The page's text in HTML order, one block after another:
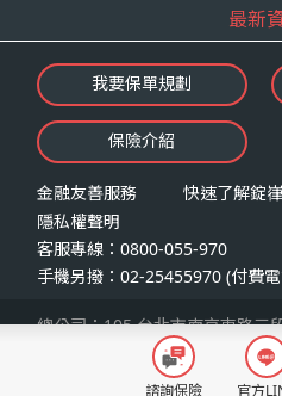
諮詢保險 官方
最新
最新
錠嵂
影音
業務
我要保單規劃
保險介紹
金融友善服務 快速了解錠嵂
隱私權聲明
客服專線：0800-055-970
手機另撥：02-25455970 (付費
總公司：105 台北市南京東路
2026 錠嵂保險經紀人股份有限
Co., Ltd. All Rights Reserved